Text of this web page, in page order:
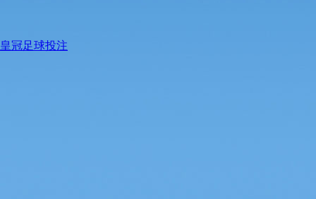
皇冠足球投注